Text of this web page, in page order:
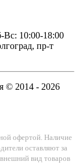
10:00-18:00
пр-т
© 2014 - 2026
офертой. Наличие
оставляют за
вид товаров